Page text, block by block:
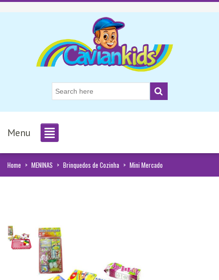
Menu
Home > MENINAS > Brinquedos de Cozinha > Mini Mercado